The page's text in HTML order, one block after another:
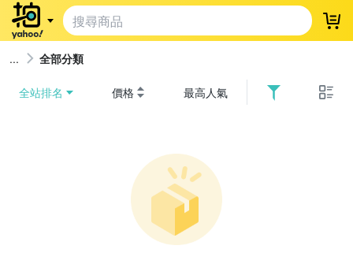
登
全部分類
全站排名 價格 最高人氣